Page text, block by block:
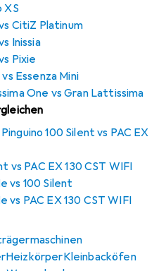
XS
CitiZ Platinum
Inissia
Pixie
Essenza Mini
One vs Gran Lattissima
100 Silent vs PAC EX
vs PAC EX 130 CST WIFI
vs 100 Silent
vs PAC EX 130 CST WIFI
HeizkörperKleinbacköfen